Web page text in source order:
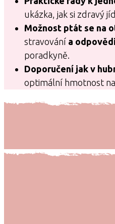
ukázka, jak si zdravý
Možnost ptát se na
stravování a odpovědi
poradkyně.
Doporučení jak v
optimální hmotnost